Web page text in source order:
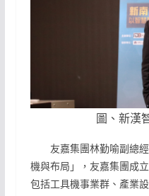
圖、新漢
友嘉集團林勤喻副總經
機與布局」，友嘉集團成
包括工具機事業群、產業